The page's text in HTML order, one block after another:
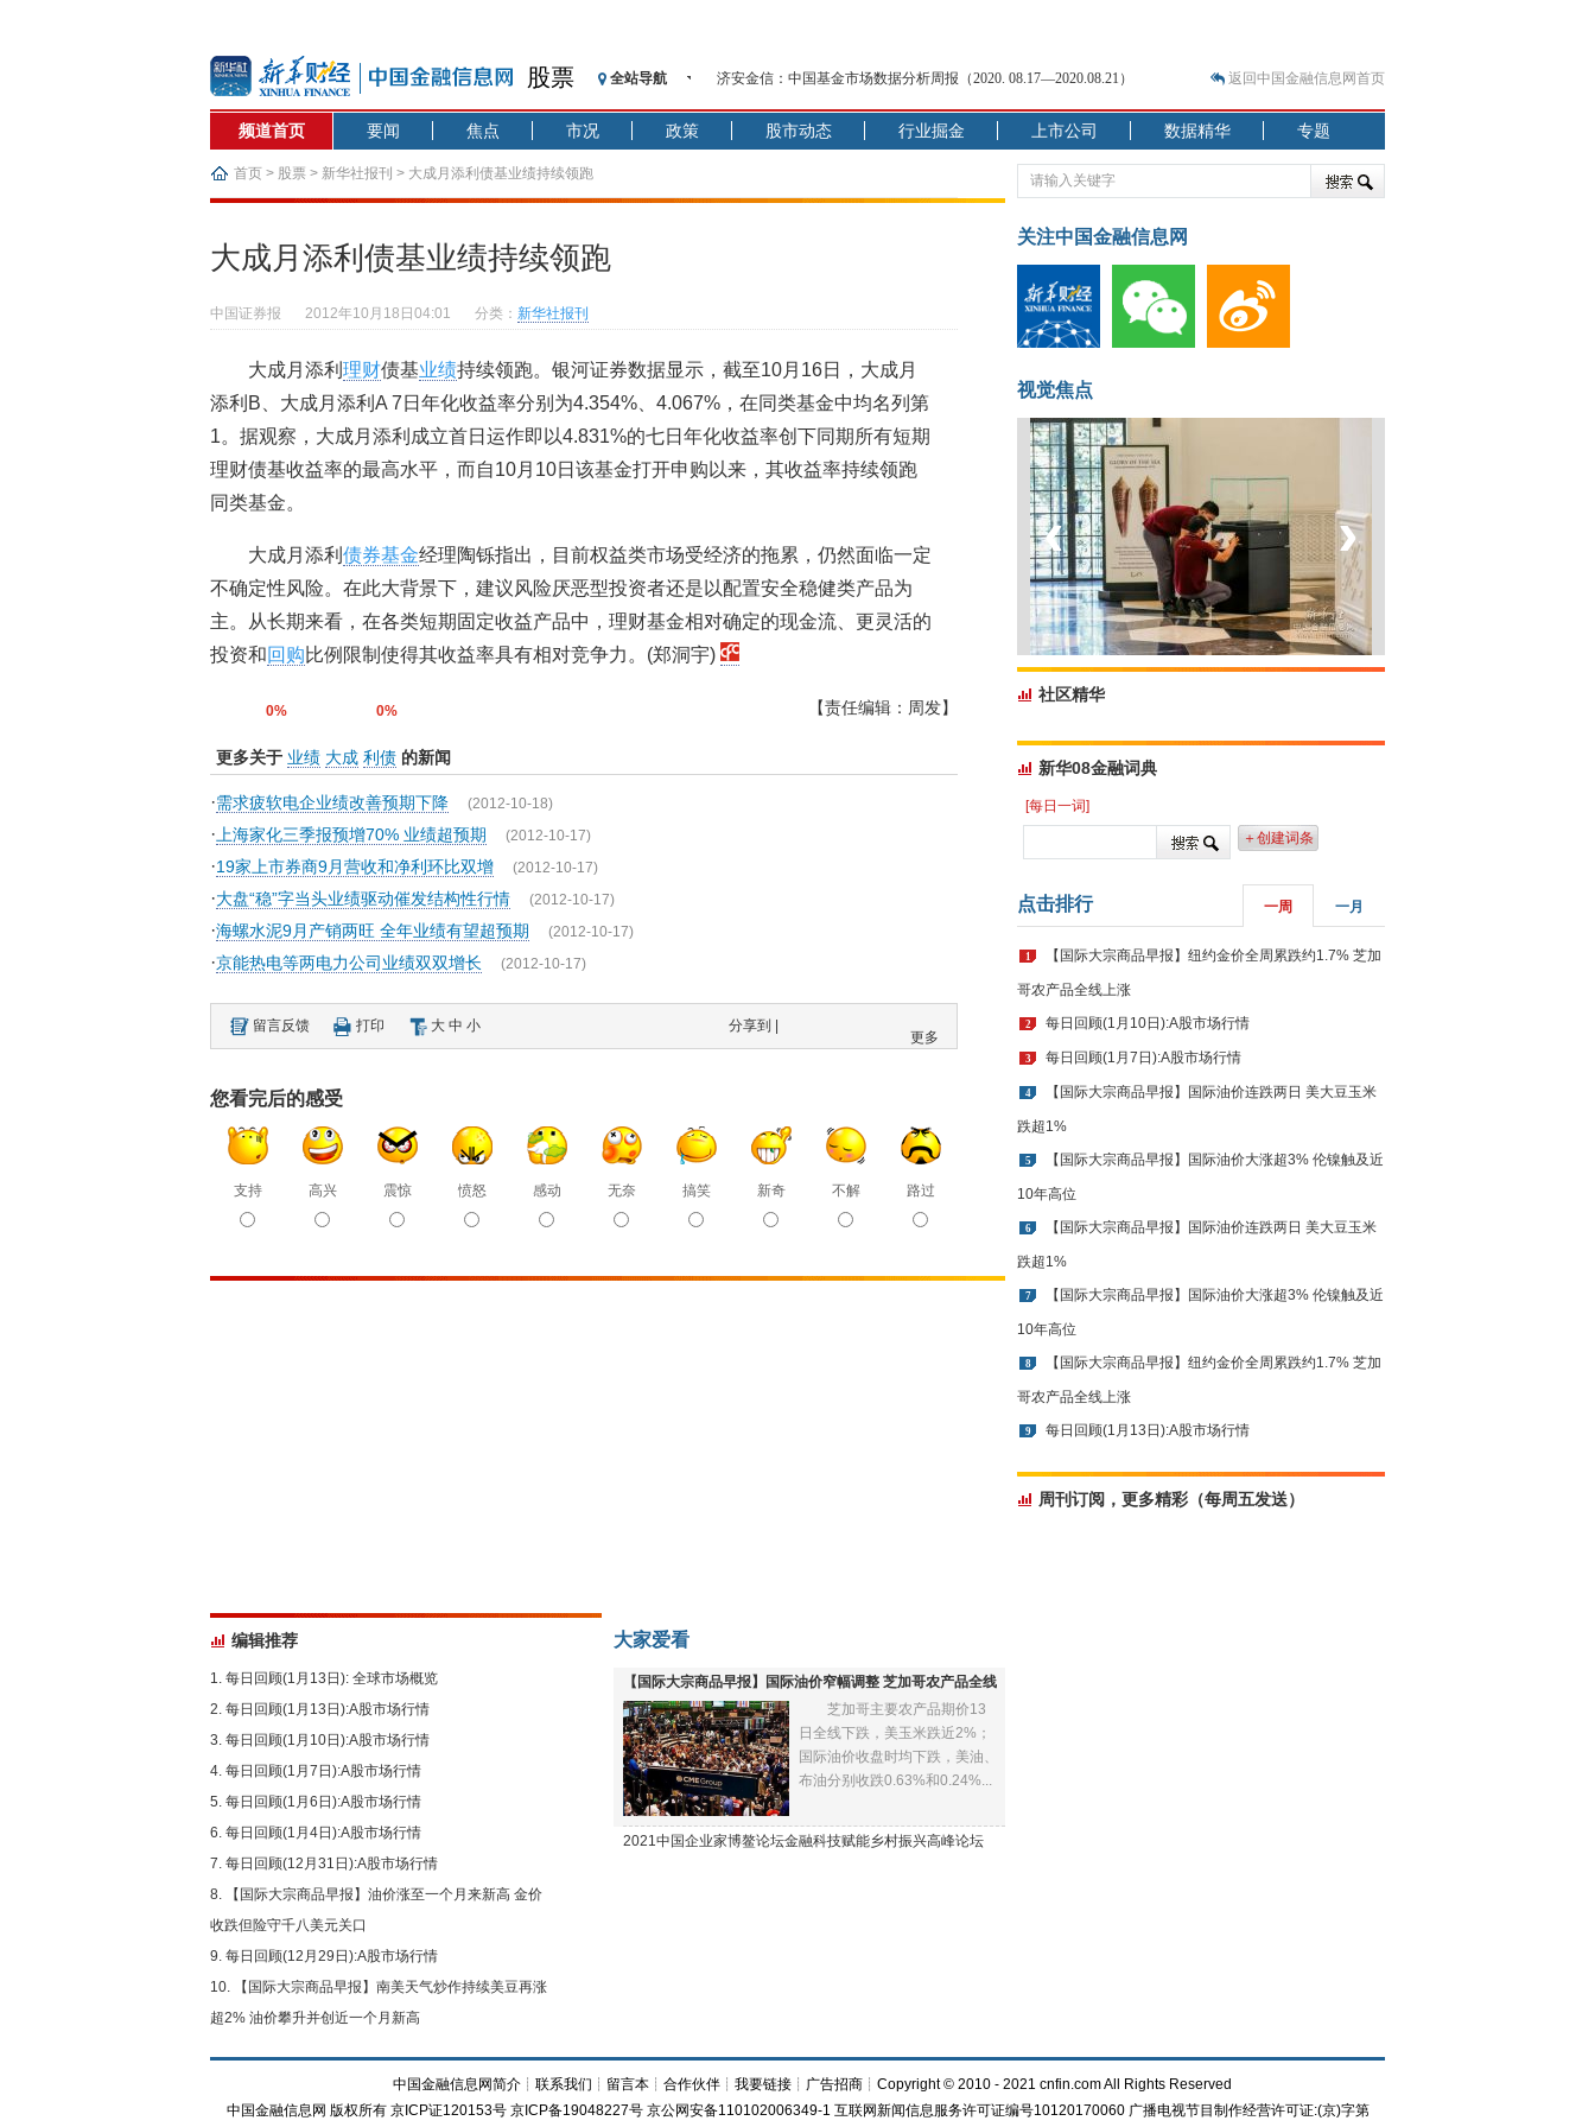
股票 全站导航
记者手记：疫情下的香港零售业如何浴火重生？
【见·闻】疫情下一家香港传统零售商的转型突围之旅
济安金信：中国基金市场数据分析周报（2020. 07.27—2020.07.31）
基本面及股市双轮冲击 债市回调十年期债表现最弱
恒生聚源：北斗收官之星发射成功，全产业链解析
济安金信：中国基金市场数据分析周报（2020. 08.17—2020.08.21）
返回中国金融信息网首页
频道首页 要闻 焦点 市况 政策 股市动态 行业掘金 上市公司 数据精华 专题
首页 > 股票 > 新华社报刊 > 大成月添利债基业绩持续领跑
大成月添利债基业绩持续领跑
中国证券报 2012年10月18日04:01 分类： 新华社报刊
大成月添利 理财债基业绩持续领跑。银河证券数据显示，截至10月16日，大成月
添利B、大成月添利A 7日年化收益率分别为4.354%、4.067%，在同类基金中均名列第
1。据观察，大成月添利成立首日运作即以4.831%的七日年化收益率创下同期所有短期
理财债基收益率的最高水平，而自10月10日该基金打开申购以来，其收益率持续领跑
同类基金。
大成月添利 债券基金经理陶铄指出，目前权益类市场受经济的拖累，仍然面临一定
不确定性风险。在此大背景下，建议风险厌恶型投资者还是以配置安全稳健类产品为
主。从长期来看，在各类短期固定收益产品中，理财基金相对确定的现金流、更灵活的
投资和回购比例限制使得其收益率具有相对竞争力。(郑洞宇)
0% 0% 【责任编辑：周发】
更多关于 业绩 大成 利债 的新闻
·需求疲软电企业绩改善预期下降 (2012-10-18)
· 上海家化三季报预增70% 业绩超预期 (2012-10-17)
·19家上市券商9月营收和净利环比双增 (2012-10-17)
·大盘“稳”字当头业绩驱动催发结构性行情 (2012-10-17)
·海螺水泥9月产销两旺 全年业绩有望超预期 (2012-10-17)
·京能热电等两电力公司业绩双双增长 (2012-10-17)
留言反馈 打印 大 中 小 分享到 |
更多
您看完后的感受
支持 高兴 震惊 愤怒 感动 无奈 搞笑 新奇 不解 路过
编辑推荐
每日回顾(1月13日): 全球市场概览
每日回顾(1月13日):A股市场行情
每日回顾(1月10日):A股市场行情
每日回顾(1月7日):A股市场行情
每日回顾(1月6日):A股市场行情
每日回顾(1月4日):A股市场行情
每日回顾(12月31日):A股市场行情
【国际大宗商品早报】油价涨至一个月来新高 金价
收跌但险守千八美元关口
每日回顾(12月29日):A股市场行情
【国际大宗商品早报】南美天气炒作持续美豆再涨
超2% 油价攀升并创近一个月新高
大家爱看
【国际大宗商品早报】国际油价窄幅调整 芝加哥农产品全线
下跌
芝加哥主要农产品期价13
日全线下跌，美玉米跌近2%；
国际油价收盘时均下跌，美油、
布油分别收跌0.63%和0.24%...
2021中国企业家博鳌论坛金融科技赋能乡村振兴高峰论坛
关注中国金融信息网
视觉焦点
菲律宾：防疫降级
‹ ›
社区精华
新华08金融词典
[每日一词]
＋创建词条
点击排行 一周 一月
1 【国际大宗商品早报】纽约金价全周累跌约1.7% 芝加
哥农产品全线上涨
2 每日回顾(1月10日):A股市场行情
3 每日回顾(1月7日):A股市场行情
4 【国际大宗商品早报】国际油价连跌两日 美大豆玉米
跌超1%
5 【国际大宗商品早报】国际油价大涨超3% 伦镍触及近
10年高位
6 【国际大宗商品早报】国际油价连跌两日 美大豆玉米
跌超1%
7 【国际大宗商品早报】国际油价大涨超3% 伦镍触及近
10年高位
8 【国际大宗商品早报】纽约金价全周累跌约1.7% 芝加
哥农产品全线上涨
9 每日回顾(1月13日):A股市场行情
周刊订阅，更多精彩（每周五发送）
中国金融信息网简介┊ 联系我们 ┊ 留言本┊ 合作伙伴┊ 我要链接┊ 广告招商┊Copyright © 2010 - 2021 cnfin.com All Rights Reserved
中国金融信息网 版权所有 京ICP证120153号京ICP备19048227号 京公网安备110102006349-1 互联网新闻信息服务许可证编号10120170060 广播电视节目制作经营许可证:(京)字第